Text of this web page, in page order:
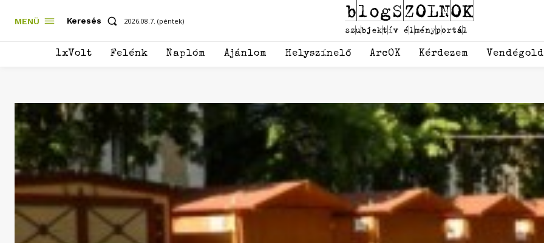
MENÜ Keresés 2026.08.7. (péntek)
1xVolt Felénk Naplóm Ajánlom Helyszínelő ArcOK Kérdezem